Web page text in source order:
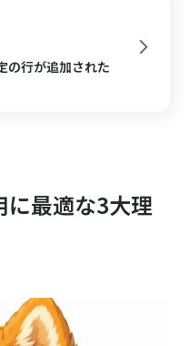
の行が追加された
に最適な3大理